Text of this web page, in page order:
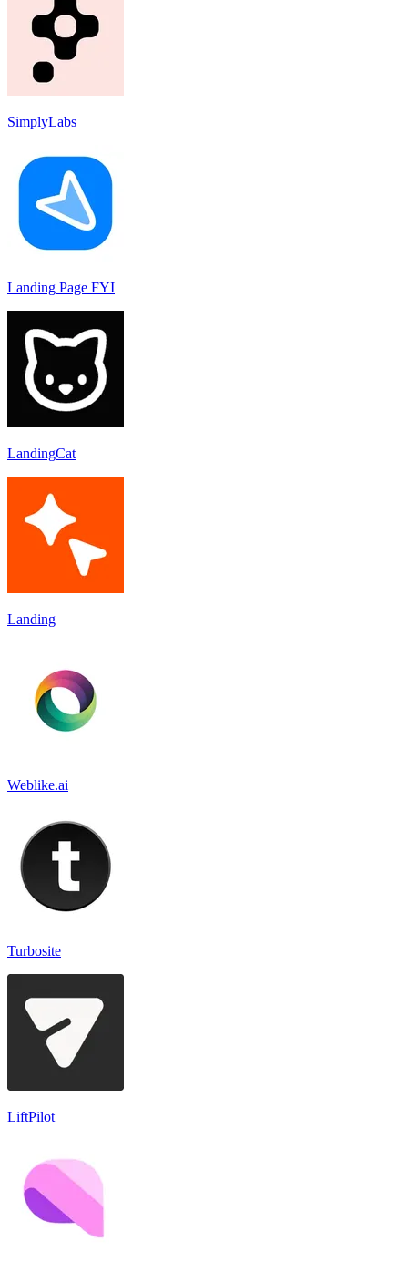
SimplyLabs
Landing Page FYI
LandingCat
Landing
Weblike.ai
Turbosite
LiftPilot